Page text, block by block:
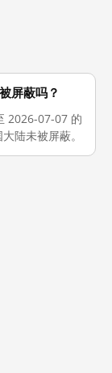
屏蔽吗？
2026-07-07 的
陆未被屏蔽。